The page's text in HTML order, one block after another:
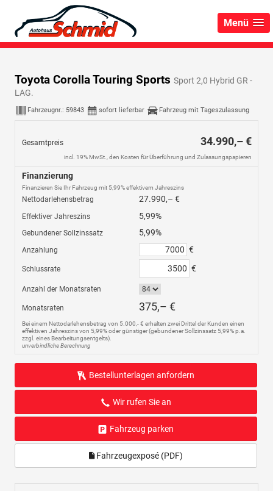
Menü
Toyota Corolla Touring Sports Sport 2,0 Hybrid GR -
LAG.
Fahrzeugnr.: 59843 sofort lieferbar Fahrzeug mit Tageszulassung
Gesamtpreis 34.990,– €
incl. 19% MwSt., den Kosten für Überführung und Zulassungspapieren
Finanzierung
Finanzieren Sie Ihr Fahrzeug mit 5,99% effektivem Jahreszins
Nettodarlehensbetrag 27.990,– €
Effektiver Jahreszins 5,99%
Gebundener Sollzinssatz 5,99%
Anzahlung €
Schlussrate €
Anzahl der Monatsraten
Monatsraten 375,– €
Bei einem Nettodarlehensbetrag von 5.000,- € erhalten zwei Drittel der Kunden einen
effektiven Jahreszins von 5,99% oder günstiger (gebundener Sollzinssatz 5,99% p.a.
zzgl. eines Bearbeitungsentgelts).
unverbindliche Berechnung
Bestellunterlagen anfordern
Wir rufen Sie an
Fahrzeug parken
Fahrzeugexposé (PDF)